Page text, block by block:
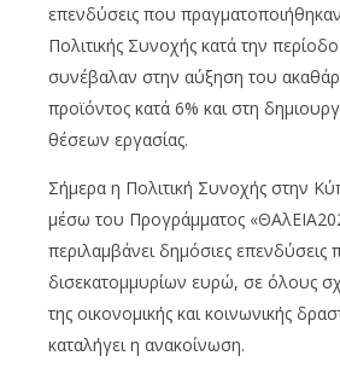
επενδύσεις που
Πολιτικής Συνοχής κατά την
συνέβαλαν στην αύξηση του
προϊόντος κατά 6% και στη
θέσεων εργασίας.
Σήμερα η Πολιτική Συνοχής στην
μέσω του Προγράμματος
περιλαμβάνει δημόσιες επενδύσεις
δισεκατομμυρίων ευρώ, σε όλους
της οικονομικής και κοινωνικής
καταλήγει η ανακοίνωση.